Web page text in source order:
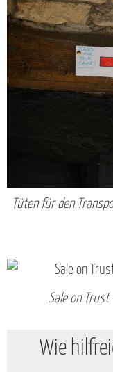
Tüten für den
Sale on
Wie